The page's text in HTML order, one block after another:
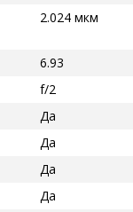
2.024 мкм
6.93
f/2
Да
Да
Да
Да